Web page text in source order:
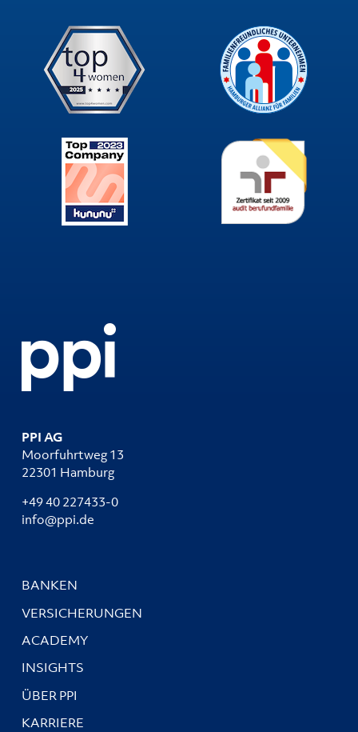
PPI AG
Moorfuhrtweg 13
22301 Hamburg
+49 40 227433-0
info@ppi.de
BANKEN
VERSICHERUNGEN
ACADEMY
INSIGHTS
ÜBER PPI
KARRIERE